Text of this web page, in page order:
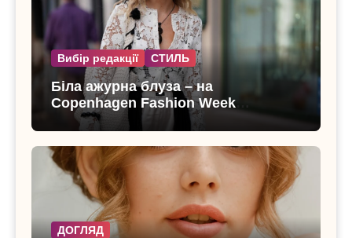
Вибір редакції СТИЛЬ
Біла ажурна блуза – на
Copenhagen Fashion Week
показали тренд цього літа
ДОГЛЯД